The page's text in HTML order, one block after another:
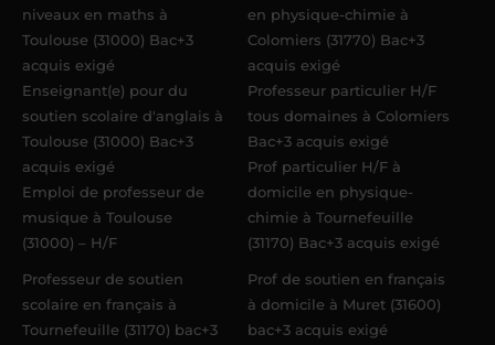
niveaux en maths à
Toulouse (31000) Bac+3
acquis exigé
Enseignant(e) pour du
soutien scolaire d'anglais à
Toulouse (31000) Bac+3
acquis exigé
Emploi de professeur de
musique à Toulouse
(31000) – H/F
en physique-chimie à
Colomiers (31770) Bac+3
acquis exigé
Professeur particulier H/F
tous domaines à Colomiers
Bac+3 acquis exigé
Prof particulier H/F à
domicile en physique-
chimie à Tournefeuille
(31170) Bac+3 acquis exigé
Professeur de soutien
scolaire en français à
Tournefeuille (31170) bac+3
Prof de soutien en français
à domicile à Muret (31600)
bac+3 acquis exigé